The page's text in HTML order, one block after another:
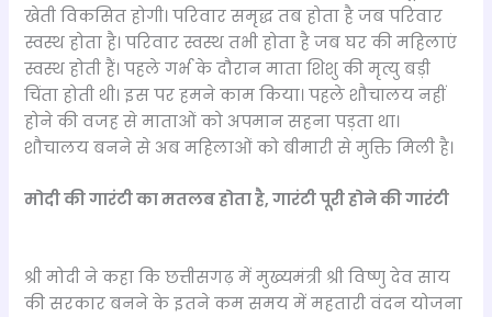
खेती विकसित होगी। परिवार समृद्ध तब होता है जब परिवार
स्वस्थ होता है। परिवार स्वस्थ तभी होता है जब घर की महिलाएं
स्वस्थ होती हैं। पहले गर्भ के दौरान माता शिशु की मृत्यु बड़ी
चिंता होती थी। इस पर हमने काम किया। पहले शौचालय नहीं
होने की वजह से माताओं को अपमान सहना पड़ता था।
शौचालय बनने से अब महिलाओं को बीमारी से मुक्ति मिली है।
मोदी की गारंटी का मतलब होता है, गारंटी पूरी होने की गारंटी
श्री मोदी ने कहा कि छत्तीसगढ़ में मुख्यमंत्री श्री विष्णु देव साय
की सरकार बनने के इतने कम समय में महतारी वंदन योजना